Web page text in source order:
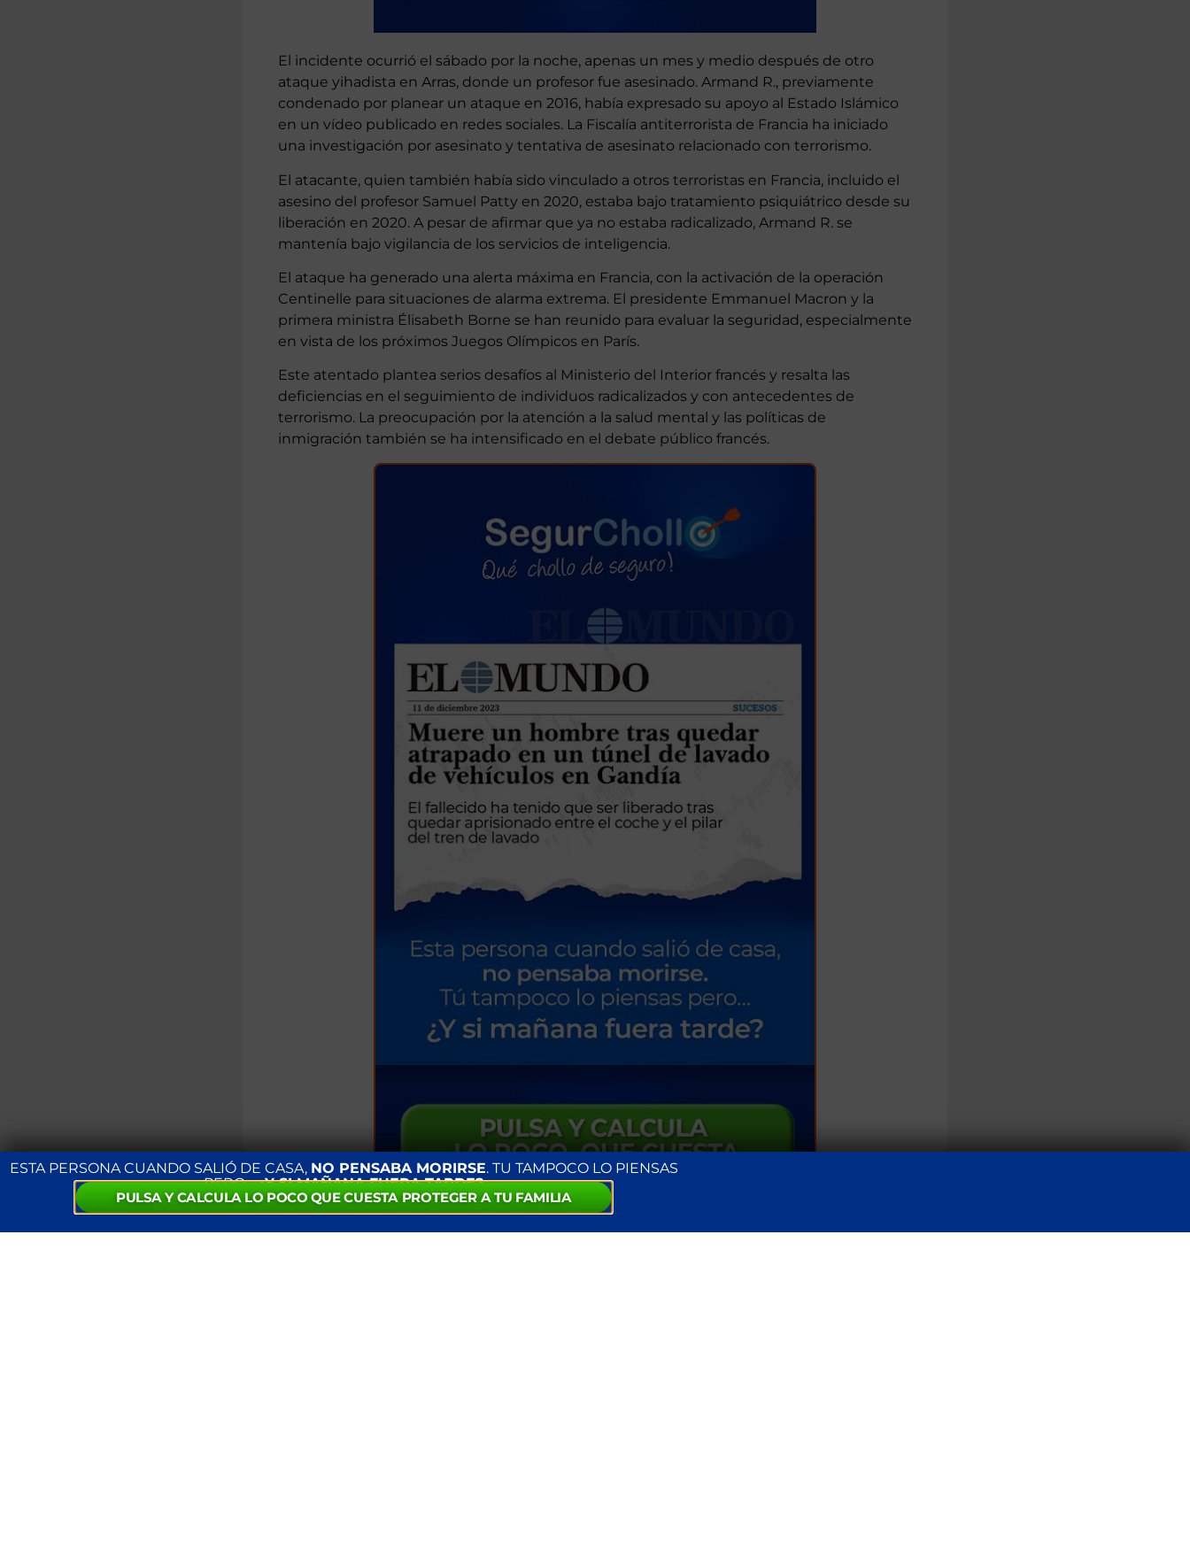
El incidente ocurrió el sábado por la noche, apenas un mes y medio después de otro
ataque yihadista en Arras, donde un profesor fue asesinado. Armand R., previamente
condenado por planear un ataque en 2016, había expresado su apoyo al Estado Islámico
en un vídeo publicado en redes sociales. La Fiscalía antiterrorista de Francia ha iniciado
una investigación por asesinato y tentativa de asesinato relacionado con terrorismo.
El atacante, quien también había sido vinculado a otros terroristas en Francia, incluido el
asesino del profesor Samuel Patty en 2020, estaba bajo tratamiento psiquiátrico desde su
liberación en 2020. A pesar de afirmar que ya no estaba radicalizado, Armand R. se
mantenía bajo vigilancia de los servicios de inteligencia.
El ataque ha generado una alerta máxima en Francia, con la activación de la operación
Centinelle para situaciones de alarma extrema. El presidente Emmanuel Macron y la
primera ministra Élisabeth Borne se han reunido para evaluar la seguridad, especialmente
en vista de los próximos Juegos Olímpicos en París.
Este atentado plantea serios desafíos al Ministerio del Interior francés y resalta las
deficiencias en el seguimiento de individuos radicalizados y con antecedentes de
terrorismo. La preocupación por la atención a la salud mental y las políticas de
inmigración también se ha intensificado en el debate público francés.
ESTA PERSONA CUANDO SALIÓ DE CASA, NO PENSABA MORIRSE. TU TAMPOCO LO PIENSAS
PERO…¿Y SI MAÑANA FUERA TARDE?
PULSA Y CALCULA LO POCO QUE CUESTA PROTEGER A TU FAMILIA